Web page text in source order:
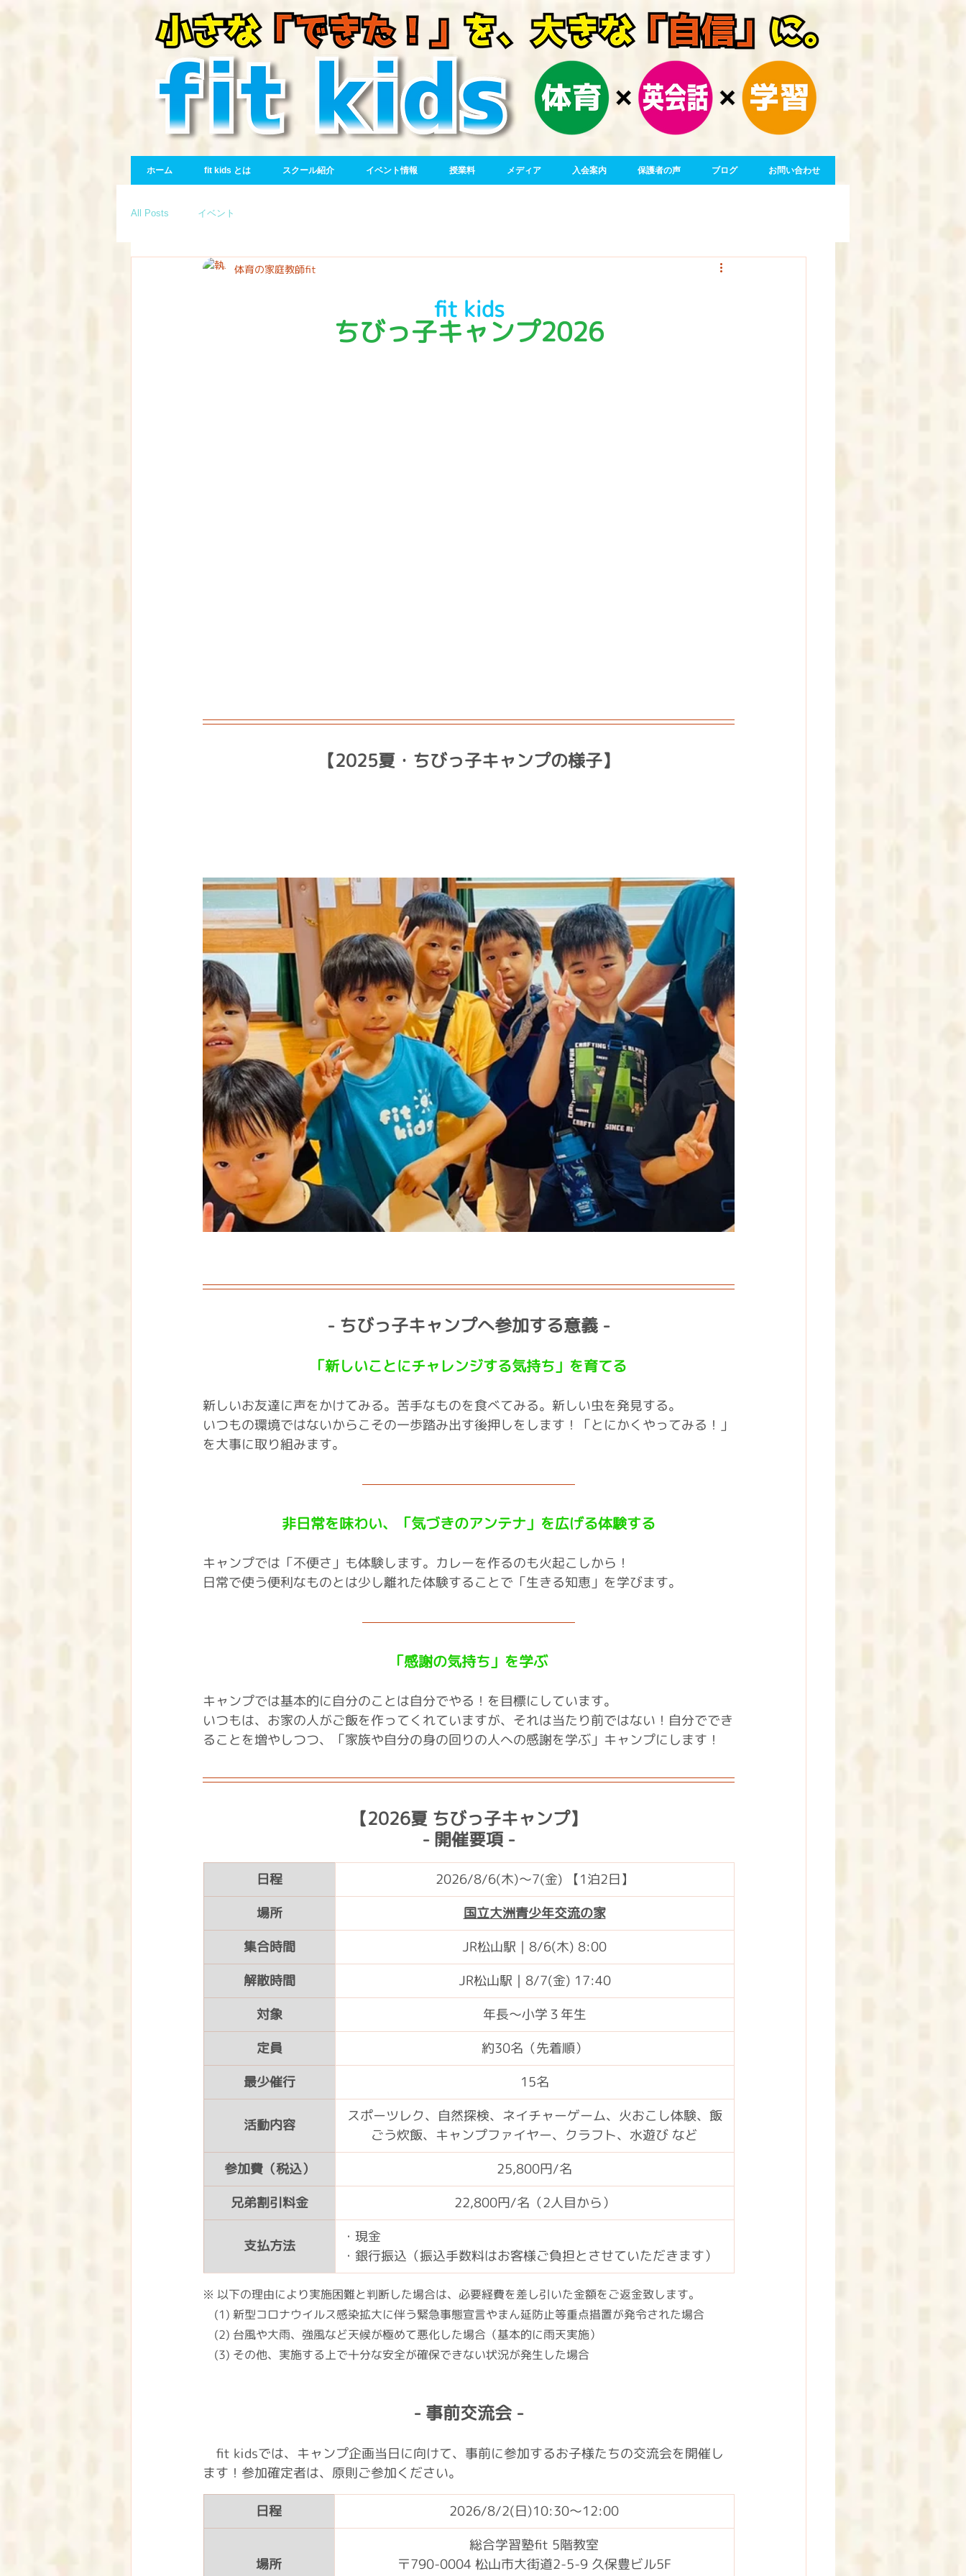
ホーム fit kids とは スクール紹介 イベント情報 授業料 メディア 入会案内 保護者の声 ブログ お問い合わせ
All Posts イベント
体育の家庭教師fit
fit kids
ちびっ子キャンプ2026
【2025夏・ちびっ子キャンプの様子】
- ちびっ子キャンプへ参加する意義 -
「新しいことにチャレンジする気持ち」を育てる
新しいお友達に声をかけてみる。苦手なものを食べてみる。新しい虫を発見する。
いつもの環境ではないからこその一歩踏み出す後押しをします！「とにかくやってみる！」
を大事に取り組みます。
非日常を味わい、「気づきのアンテナ」を広げる体験する
キャンプでは「不便さ」も体験します。カレーを作るのも火起こしから！
日常で使う便利なものとは少し離れた体験することで「生きる知恵」を学びます。
「感謝の気持ち」を学ぶ
キャンプでは基本的に自分のことは自分でやる！を目標にしています。
いつもは、お家の人がご飯を作ってくれていますが、それは当たり前ではない！自分ででき
ることを増やしつつ、「家族や自分の身の回りの人への感謝を学ぶ」キャンプにします！
【2026夏 ちびっ子キャンプ】
- 開催要項 -
日程
2026/8/6(木)〜7(金) 【1泊2日】
場所
国立大洲青少年交流の家
集合時間
JR松山駅｜8/6(木) 8:00
解散時間
JR松山駅｜8/7(金) 17:40
対象
年長〜小学３年生
定員
約30名（先着順）
最少催行
15名
活動内容
スポーツレク、自然探検、ネイチャーゲーム、火おこし体験、飯
ごう炊飯、キャンプファイヤー、クラフト、水遊び など
参加費（税込）
25,800円/名
兄弟割引料金
22,800円/名（2人目から）
支払方法
・現金
・銀行振込（振込手数料はお客様ご負担とさせていただきます）
※ 以下の理由により実施困難と判断した場合は、必要経費を差し引いた金額をご返金致します。
(1) 新型コロナウイルス感染拡大に伴う緊急事態宣言やまん延防止等重点措置が発令された場合
(2) 台風や大雨、強風など天候が極めて悪化した場合（基本的に雨天実施）
(3) その他、実施する上で十分な安全が確保できない状況が発生した場合
- 事前交流会 -
fit kidsでは、キャンプ企画当日に向けて、事前に参加するお子様たちの交流会を開催し
ます！参加確定者は、原則ご参加ください。
日程 2026/8/2(日)10:30〜12:00
場所
総合学習塾fit 5階教室
〒790-0004 松山市大街道2-5-9 久保豊ビル5F